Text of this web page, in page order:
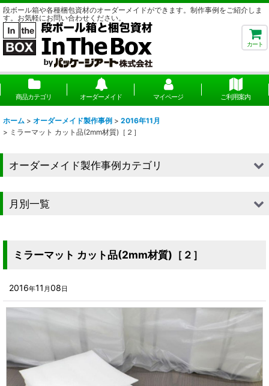
段ボール箱や各種梱包資材のオーダーメイドができます。制作事例をご紹介しま
す。お気軽にお問い合わせください。
カート
商品カテゴリ オーダーメイド マイページ ご利用案内
ホーム > オーダーメイド製作事例 > 2016年11月
> ミラーマット カット品(2mm材質)［２］
ミラーマット カット品(2mm材質)［２］
2016年11 月08日
オーダーメイド製作事例カテゴリ
■段ボール（箱以外）
■組箱
■その他箱・ケース
■袋
■気泡緩衝材・ミラーマット
■その他発泡材・緩衝材
月別一覧
2025年
2023年
2020年